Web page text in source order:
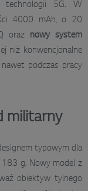
technologii 5G. W
4000 mAh, o 20
oraz nowy system
niż konwencjonalne
podczas pracy
militarny
typowym dla
g. Nowy model z
obiektyw tylnego